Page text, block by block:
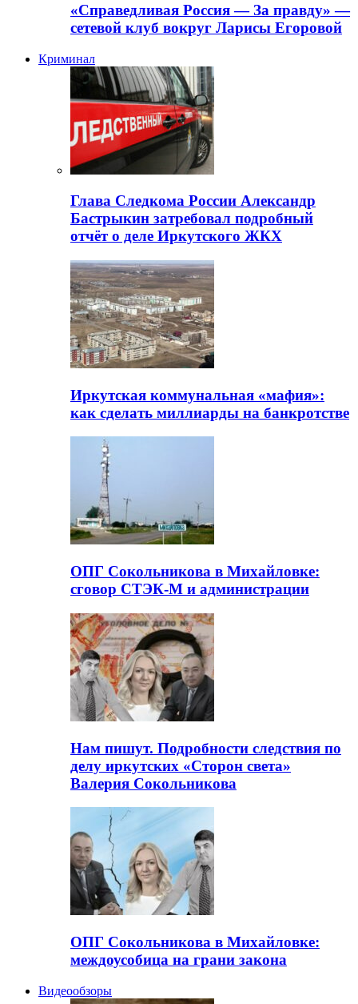
«Справедливая Россия — За правду» —
сетевой клуб вокруг Ларисы Егоровой
Криминал
Глава Следкома России Александр
Бастрыкин затребовал подробный
отчёт о деле Иркутского ЖКХ
Иркутская коммунальная «мафия»:
как сделать миллиарды на банкротстве
ОПГ Сокольникова в Михайловке:
сговор СТЭК-М и администрации
Нам пишут. Подробности следствия по
делу иркутских «Сторон света»
Валерия Сокольникова
ОПГ Сокольникова в Михайловке:
междоусобица на грани закона
Видеообзоры